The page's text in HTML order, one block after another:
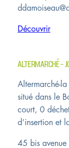
Découvrir
ALTERMARCHÉ –
Altermarché-
situé dans le
court, 0
d’insertion et
45 bis